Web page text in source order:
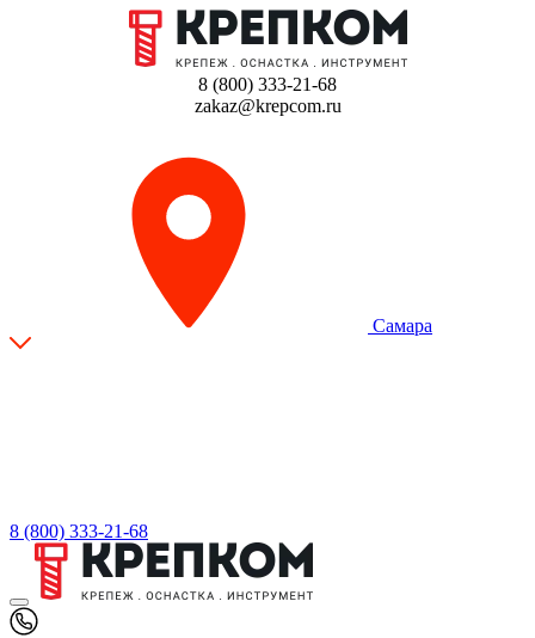
8 (800) 333-21-68
zakaz@krepcom.ru
Самара
8 (800) 333-21-68